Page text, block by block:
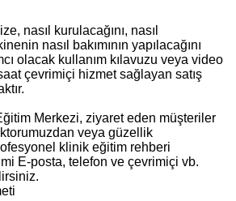
nasıl kurulacağını, nasıl
nasıl bakımının yapılacağını
olacak kullanım kılavuzu veya video
çevrimiçi hizmet sağlayan satış
Merkezi, ziyaret eden müşteriler
veya güzellik
klinik eğitim rehberi
E-posta, telefon ve çevrimiçi vb.